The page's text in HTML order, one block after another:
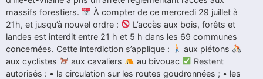
massifs forestiers.
À compter de ce mercredi 29 juillet à
21h, et jusqu’à nouvel ordre :
L’accès aux bois, forêts et
landes est interdit entre 21 h et 5 h dans les 69 communes
concernées. Cette interdiction s’applique :
aux piétons
aux cyclistes
aux cavaliers au bivouac
Restent
autorisés : • la circulation sur les routes goudronnées ; • les